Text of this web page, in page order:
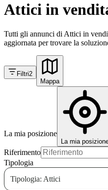
Attici in
Tutti gli annunci di Attici in
aggiornata per trovare la
Filtri2
Mappa
La mia posizione
La mia
Riferimento
Tipologia
Tipologia: Attici